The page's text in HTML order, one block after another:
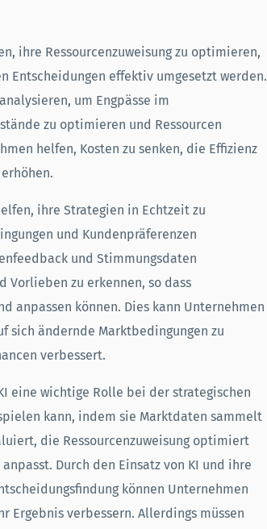
ihre Ressourcenzuweisung zu optimieren,
Entscheidungen effektiv umgesetzt werden.
um Engpässe im
zu optimieren und Ressourcen
helfen, Kosten zu senken, die Effizienz
ihre Strategien in Echtzeit zu
und Kundenpräferenzen
und Stimmungsdaten
Vorlieben zu erkennen, so dass
anpassen können. Dies kann Unternehmen
sich ändernde Marktbedingungen zu
verbessert.
eine wichtige Rolle bei der strategischen
kann, indem sie Marktdaten sammelt
die Ressourcenzuweisung optimiert
Durch den Einsatz von KI und ihre
können Unternehmen
verbessern. Allerdings müssen